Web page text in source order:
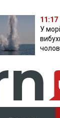
11:17
У